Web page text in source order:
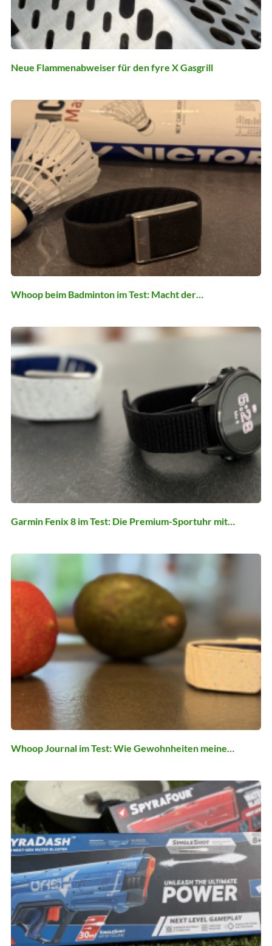
Neue Flammenabweiser für den fyre X Gasgrill
Whoop beim Badminton im Test: Macht der…
Garmin Fenix 8 im Test: Die Premium-Sportuhr mit…
Whoop Journal im Test: Wie Gewohnheiten meine…